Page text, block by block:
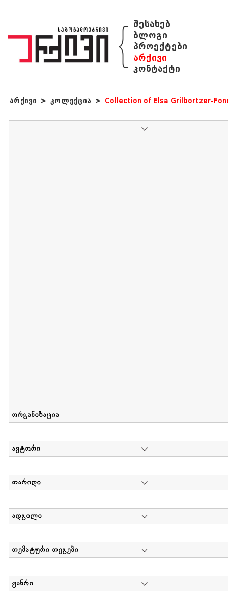
{ შესახებ
ბლოგი
პროექტები
არქივი
კონტაქტი
არქივი > კოლექცია > Collection of Elsa Grilbortzer-
ორგანიზაცია
ავტორი
თარიღი
ადგილი
თემატური თეგები
ჟანრი